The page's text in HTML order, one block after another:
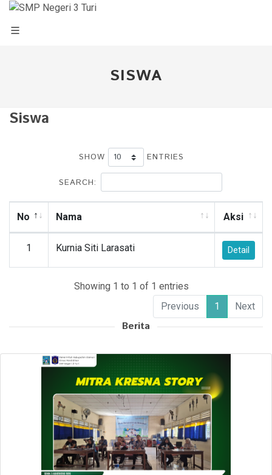
SISWA
Siswa
SHOW ENTRIES
SEARCH:
No Nama Aksi
1 Kurnia Siti Larasati Detail
Showing 1 to 1 of 1 entries
Previous
1 Next
Berita